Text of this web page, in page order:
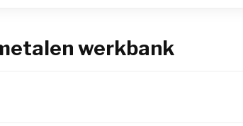
werkbank